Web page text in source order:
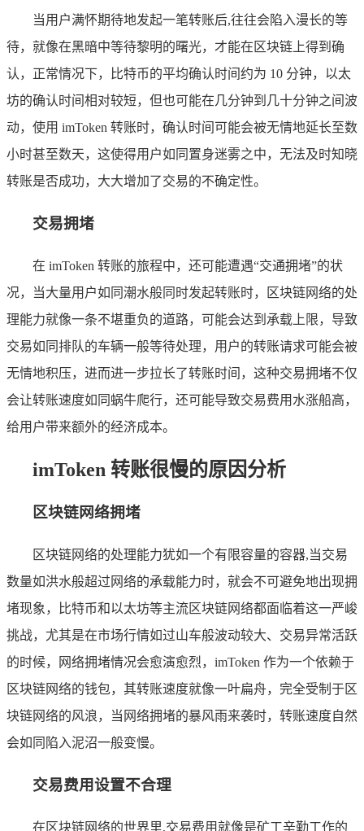
当用户满怀期待地发起一笔转账后,往往会陷入漫长的等
待，就像在黑暗中等待黎明的曙光，才能在区块链上得到确
认，正常情况下，比特币的平均确认时间约为 10 分钟，以太
坊的确认时间相对较短，但也可能在几分钟到几十分钟之间波
动，使用 imToken 转账时，确认时间可能会被无情地延长至数
小时甚至数天，这使得用户如同置身迷雾之中，无法及时知晓
转账是否成功，大大增加了交易的不确定性。
交易拥堵
在 imToken 转账的旅程中，还可能遭遇“交通拥堵”的状
况，当大量用户如同潮水般同时发起转账时，区块链网络的处
理能力就像一条不堪重负的道路，可能会达到承载上限，导致
交易如同排队的车辆一般等待处理，用户的转账请求可能会被
无情地积压，进而进一步拉长了转账时间，这种交易拥堵不仅
会让转账速度如同蜗牛爬行，还可能导致交易费用水涨船高，
给用户带来额外的经济成本。
imToken 转账很慢的原因分析
区块链网络拥堵
区块链网络的处理能力犹如一个有限容量的容器,当交易
数量如洪水般超过网络的承载能力时，就会不可避免地出现拥
堵现象，比特币和以太坊等主流区块链网络都面临着这一严峻
挑战，尤其是在市场行情如过山车般波动较大、交易异常活跃
的时候，网络拥堵情况会愈演愈烈，imToken 作为一个依赖于
区块链网络的钱包，其转账速度就像一叶扁舟，完全受制于区
块链网络的风浪，当网络拥堵的暴风雨来袭时，转账速度自然
会如同陷入泥沼一般变慢。
交易费用设置不合理
在区块链网络的世界里,交易费用就像是矿工辛勤工作的